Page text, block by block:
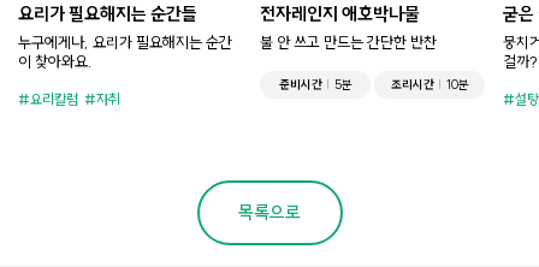
요리가 필요해지는 순간들
누구에게나, 요리가 필요해지는 순간
이 찾아와요.
요리칼럼 자취
전자레인지 애호박나물
불 안 쓰고 만드는 간단한 반찬
준비시간 5분 조리시간 10분
굳은
뭉치
걸까?
설탕
목록으로